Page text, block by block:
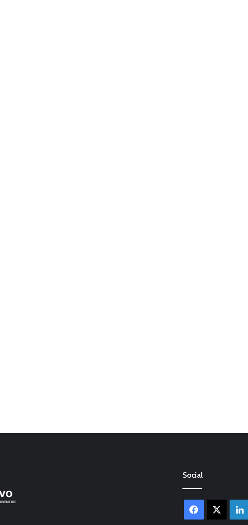
Social
Facebook